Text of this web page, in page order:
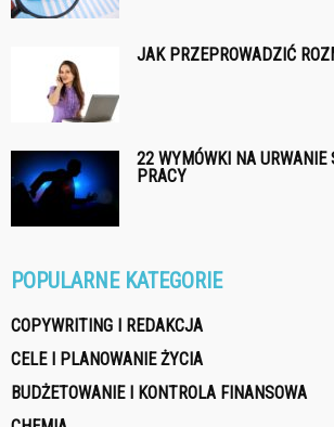
JAK PRZEPROWADZIĆ
22 WYMÓWKI NA URWANIE
PRACY
POPULARNE KATEGORIE
COPYWRITING I REDAKCJA
CELE I PLANOWANIE ŻYCIA
BUDŻETOWANIE I KONTROLA FINANSOWA